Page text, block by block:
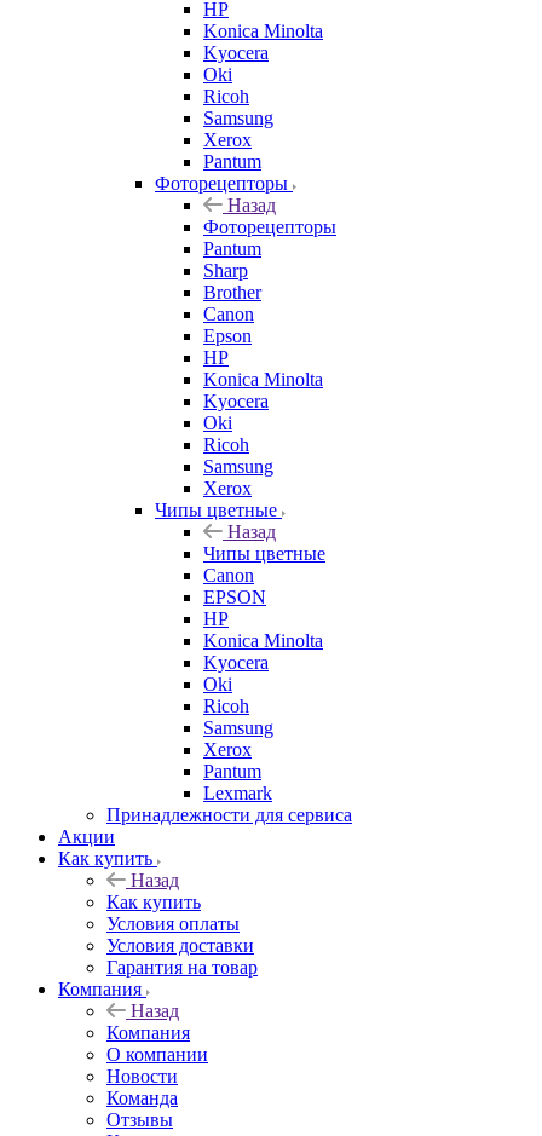
HP
Konica Minolta
Kyocera
Oki
Ricoh
Samsung
Xerox
Pantum
Фоторецепторы
Назад
Фоторецепторы
Pantum
Sharp
Brother
Canon
Epson
HP
Konica Minolta
Kyocera
Oki
Ricoh
Samsung
Xerox
Чипы цветные
Назад
Чипы цветные
Canon
EPSON
HP
Konica Minolta
Kyocera
Oki
Ricoh
Samsung
Xerox
Pantum
Lexmark
Принадлежности для сервиса
Акции
Как купить
Назад
Как купить
Условия оплаты
Условия доставки
Гарантия на товар
Компания
Назад
Компания
О компании
Новости
Команда
Отзывы